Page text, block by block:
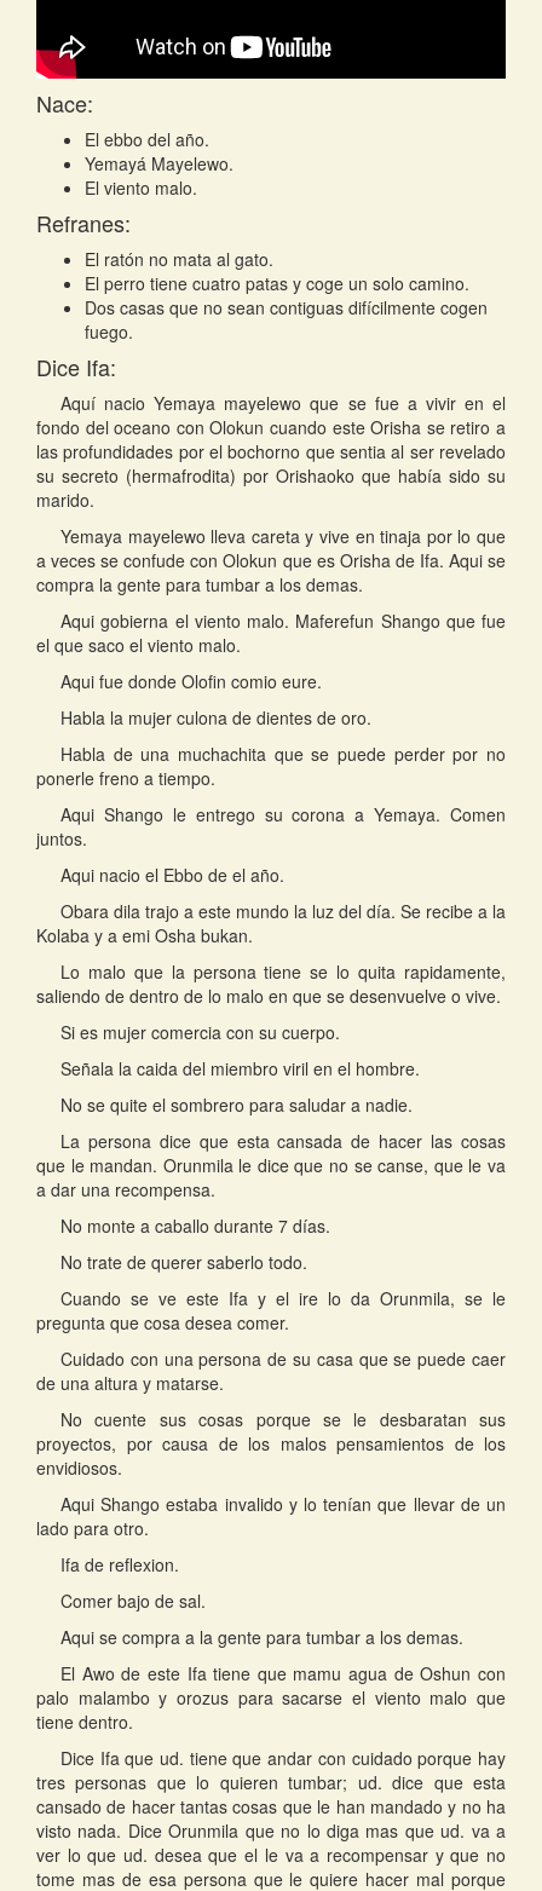
Nace:
El ebbo del año.
Yemayá Mayelewo.
El viento malo.
Refranes:
El ratón no mata al gato.
El perro tiene cuatro patas y coge un solo camino.
Dos casas que no sean contiguas difícilmente cogen
fuego.
Dice Ifa:
Aquí nacio Yemaya mayelewo que se fue a vivir en el
fondo del oceano con Olokun cuando este Orisha se retiro a
las profundidades por el bochorno que sentia al ser revelado
su secreto (hermafrodita) por Orishaoko que había sido su
marido.
Yemaya mayelewo lleva careta y vive en tinaja por lo que
a veces se confude con Olokun que es Orisha de Ifa. Aqui se
compra la gente para tumbar a los demas.
Aqui gobierna el viento malo. Maferefun Shango que fue
el que saco el viento malo.
Aqui fue donde Olofin comio eure.
Habla la mujer culona de dientes de oro.
Habla de una muchachita que se puede perder por no
ponerle freno a tiempo.
Aqui Shango le entrego su corona a Yemaya. Comen
juntos.
Aqui nacio el Ebbo de el año.
Obara dila trajo a este mundo la luz del día. Se recibe a la
Kolaba y a emi Osha bukan.
Lo malo que la persona tiene se lo quita rapidamente,
saliendo de dentro de lo malo en que se desenvuelve o vive.
Si es mujer comercia con su cuerpo.
Señala la caida del miembro viril en el hombre.
No se quite el sombrero para saludar a nadie.
La persona dice que esta cansada de hacer las cosas
que le mandan. Orunmila le dice que no se canse, que le va
a dar una recompensa.
No monte a caballo durante 7 días.
No trate de querer saberlo todo.
Cuando se ve este Ifa y el ire lo da Orunmila, se le
pregunta que cosa desea comer.
Cuidado con una persona de su casa que se puede caer
de una altura y matarse.
No cuente sus cosas porque se le desbaratan sus
proyectos, por causa de los malos pensamientos de los
envidiosos.
Aqui Shango estaba invalido y lo tenían que llevar de un
lado para otro.
Ifa de reflexion.
Comer bajo de sal.
Aqui se compra a la gente para tumbar a los demas.
El Awo de este Ifa tiene que mamu agua de Oshun con
palo malambo y orozus para sacarse el viento malo que
tiene dentro.
Dice Ifa que ud. tiene que andar con cuidado porque hay
tres personas que lo quieren tumbar; ud. dice que esta
cansado de hacer tantas cosas que le han mandado y no ha
visto nada. Dice Orunmila que no lo diga mas que ud. va a
ver lo que ud. desea que el le va a recompensar y que no
tome mas de esa persona que le quiere hacer mal porque